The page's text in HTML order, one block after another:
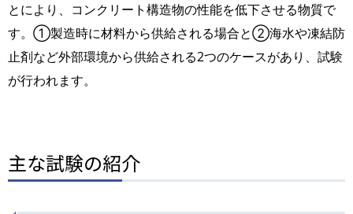
とにより、コンクリート構造物の性能を低下させる物質で
す。①製造時に材料から供給される場合と②海水や凍結防
止剤など外部環境から供給される2つのケースがあり、試験
が行われます。
主な試験の紹介